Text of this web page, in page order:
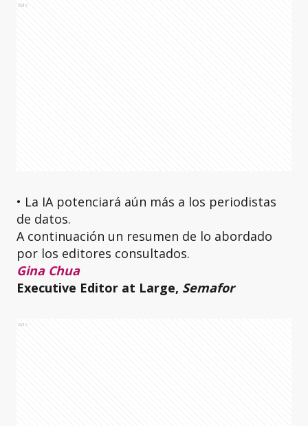
Ads
• La IA potenciará aún más a los periodistas
de datos.
A continuación un resumen de lo abordado
por los editores consultados.
Gina Chua
Executive Editor at Large, Semafor
Ads